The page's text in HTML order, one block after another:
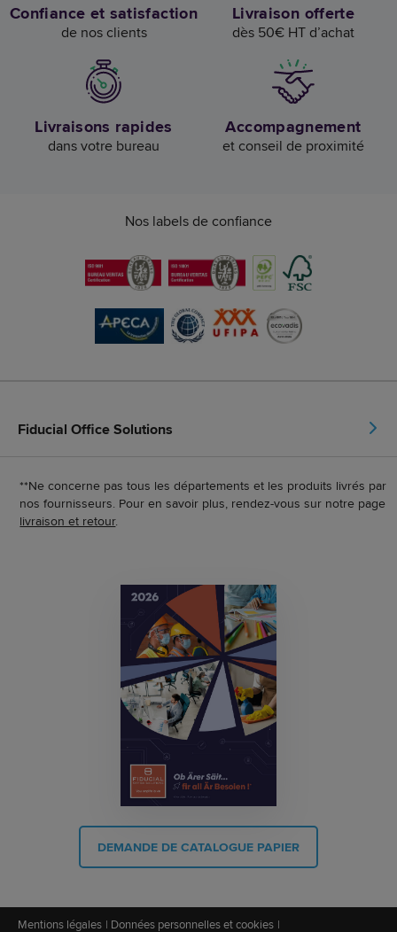
Confiance et satisfaction
de nos clients
Livraison offerte
dès 50€ HT d’achat
Livraisons rapides
dans votre bureau
Accompagnement
et conseil de proximité
Nos labels de confiance
Fiducial Office Solutions
**Ne concerne pas tous les départements et les produits livrés par
nos fournisseurs. Pour en savoir plus, rendez-vous sur notre page
livraison et retour.
DEMANDE DE CATALOGUE PAPIER
Mentions légales Données personnelles et cookies